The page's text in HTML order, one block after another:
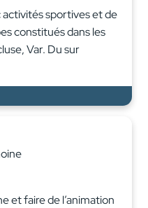
sportives et de
constitués dans les
Var. Du sur
et faire de l’animation